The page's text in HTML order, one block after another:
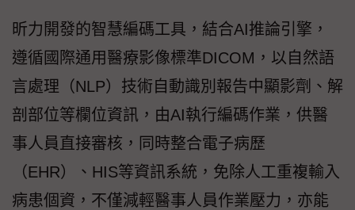
昕力開發的智慧編碼工具，結合AI推論引擎，
遵循國際通用醫療影像標準DICOM，以自然語
言處理（NLP）技術自動識別報告中顯影劑、解
剖部位等欄位資訊，由AI執行編碼作業，供醫
事人員直接審核，同時整合電子病歷
（EHR）、HIS等資訊系統，免除人工重複輸入
病患個資，不僅減輕醫事人員作業壓力，亦能